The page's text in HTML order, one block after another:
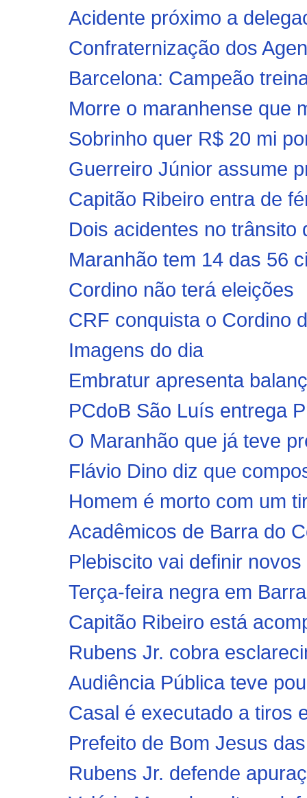
Acidente próximo a
Confraternização dos
Barcelona: Campeão
Morre o maranhense que
Sobrinho quer R$ 20 mi
Guerreiro Júnior assume
Capitão Ribeiro entra de
Dois acidentes no trânsito
Maranhão tem 14 das 56
Cordino não terá eleições
CRF conquista o Cordino
Imagens do dia
Embratur apresenta
PCdoB São Luís entrega
O Maranhão que já teve
Flávio Dino diz que
Homem é morto com um
Acadêmicos de Barra do
Plebiscito vai definir
Terça-feira negra em
Capitão Ribeiro está
Rubens Jr. cobra
Audiência Pública teve
Casal é executado a tiros
Prefeito de Bom Jesus
Rubens Jr. defende